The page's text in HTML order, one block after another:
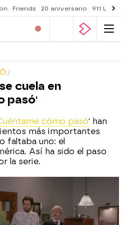
Friends 20 aniversario 911
cuela en
pasó'
cómo pasó' han
más importantes
faltaba uno: el
Así ha sido el paso
la serie.